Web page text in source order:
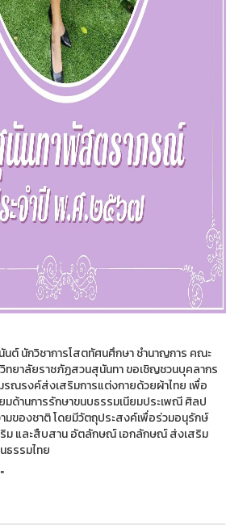
นต์ นักวิชาการโสตทัศนศึกษา ชำนาญการ คณะ
ทยาลัยราชภัฏสวนสุนันทา ขอเชิญชวนบุคลากร
รณรงค์ส่งเสริมการแต่งกายด้วยผ้าไทย เพื่อ
มด้านการรักษาขนบธรรมเนียมประเพณี ศิลป
ของชาติ โดยมีวัตถุประสงค์เพื่อร่วมอนุรักษ์
และสืบสาน อัตลักษณ์ เอกลักษณ์ ส่งเสริม
ธรรมไทย